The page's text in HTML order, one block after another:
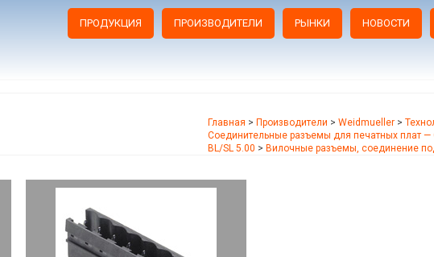
ПРОДУКЦИЯ ПРОИЗВОДИТЕЛИ РЫНКИ НОВОСТИ
Главная > Производители > Weidmueller >
Соединительные разъемы для печатных плат —
BL/SL 5.00 > Вилочные разъемы, соединение